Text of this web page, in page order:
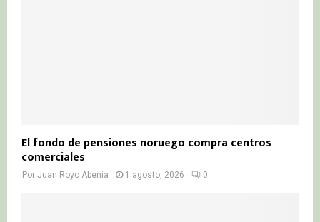
El fondo de pensiones noruego compra centros
comerciales
Por Juan Royo Abenia 1 agosto, 2026 0